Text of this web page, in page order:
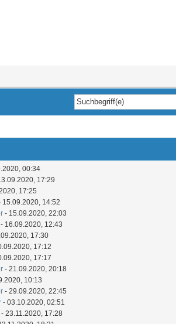
00:34
17:29
17:25
15.09.2020, 14:52
- 15.09.2020, 22:03
- 16.09.2020, 12:43
17:30
17:12
17:17
- 21.09.2020, 20:18
10:13
- 29.09.2020, 22:45
- 03.10.2020, 02:51
- 23.11.2020, 17:28